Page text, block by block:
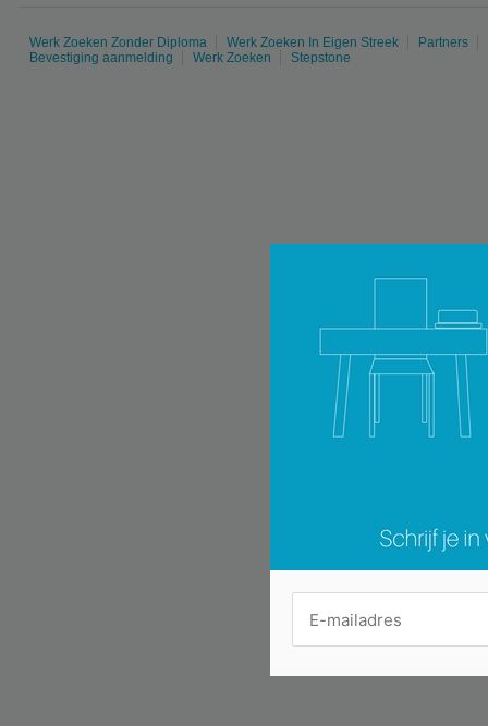
Werk Zoeken Zonder Diploma Werk Zoeken In Eigen Streek
Partners
Bevestiging aanmelding
Werk Zoeken Stepstone